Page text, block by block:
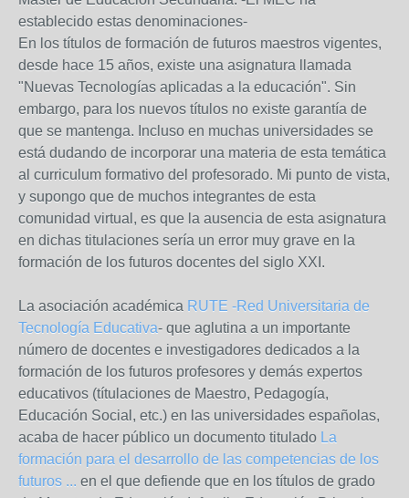
establecido estas denominaciones-
En los títulos de formación de futuros maestros vigentes,
desde hace 15 años, existe una asignatura llamada
"Nuevas Tecnologías aplicadas a la educación". Sin
embargo, para los nuevos títulos no existe garantía de
que se mantenga. Incluso en muchas universidades se
está dudando de incorporar una materia de esta temática
al curriculum formativo del profesorado. Mi punto de vista,
y supongo que de muchos integrantes de esta
comunidad virtual, es que la ausencia de esta asignatura
en dichas titulaciones sería un error muy grave en la
formación de los futuros docentes del siglo XXI.
La asociación académica RUTE -Red Universitaria de
Tecnología Educativa- que aglutina a un importante
número de docentes e investigadores dedicados a la
formación de los futuros profesores y demás expertos
educativos (títulaciones de Maestro, Pedagogía,
Educación Social, etc.) en las universidades españolas,
acaba de hacer público un documento titulado La
formación para el desarrollo de las competencias de los
futuros ... en el que defiende que en los títulos de grado